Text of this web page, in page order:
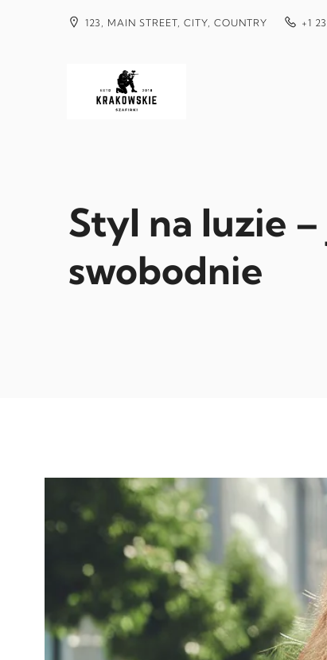
123, MAIN STREET, CITY, COUNTRY +1
Styl na luzie
swobodnie